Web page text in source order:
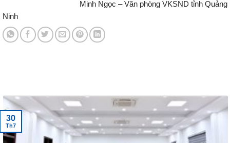
Minh Ngọc – Văn phòng VKSND tỉnh Quảng
Ninh
30
Th7